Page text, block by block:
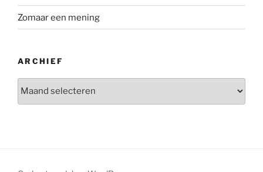
Zomaar een mening
ARCHIEF